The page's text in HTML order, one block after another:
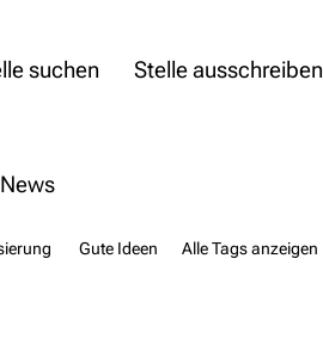
Stelle ausschreiben
suchen
Gute Ideen Alle Tags anzeigen